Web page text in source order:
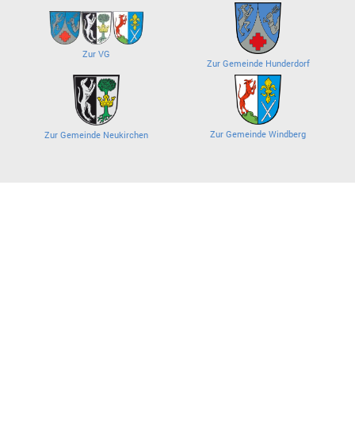
Zur VG
Zur Gemeinde Hunderdorf
Zur Gemeinde Neukirchen Zur Gemeinde Windberg